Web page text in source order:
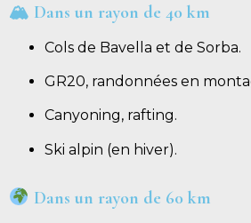
🏔 Dans un rayon de 40 km
Cols de Bavella et de Sorba.
GR20, randonnées en
Canyoning, rafting.
Ski alpin (en hiver).
Dans un rayon de 60 km